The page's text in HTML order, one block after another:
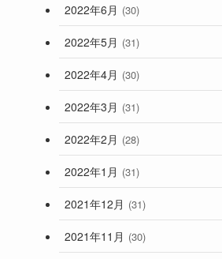
2022年6月 (30)
2022年5月 (31)
2022年4月 (30)
2022年3月 (31)
2022年2月 (28)
2022年1月 (31)
2021年12月 (31)
2021年11月 (30)